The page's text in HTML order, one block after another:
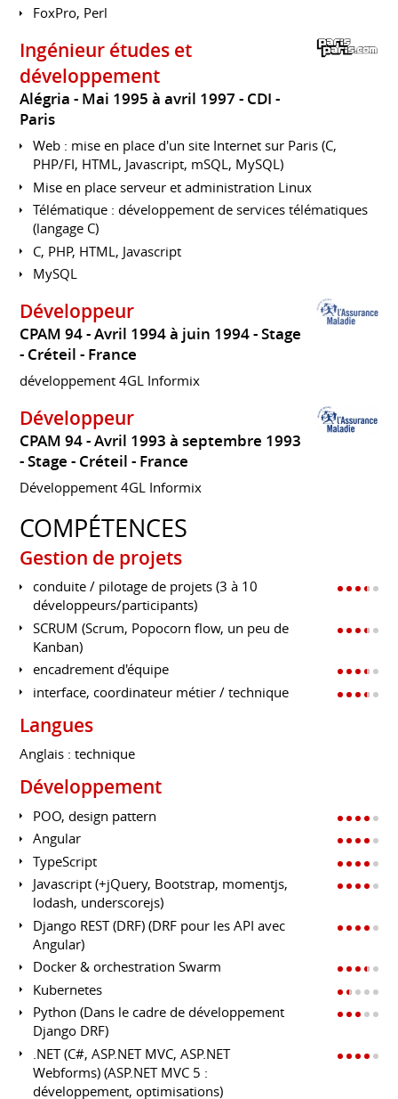
FoxPro, Perl
Ingénieur études et
développement
Alégria Mai 1995 à avril 1997 CDI
Paris
Web : mise en place d'un site Internet sur Paris (C,
PHP/FI, HTML, Javascript, mSQL, MySQL)
Mise en place serveur et administration Linux
Télématique : développement de services télématiques
(langage C)
C, PHP, HTML, Javascript
MySQL
Développeur
CPAM 94 Avril 1994 à juin 1994 Stage
Créteil
France
développement 4GL Informix
Développeur
CPAM 94
Avril 1993 à septembre 1993
Stage
Créteil France
Développement 4GL Informix
COMPÉTENCES
Gestion de projets
conduite / pilotage de projets (3 à 10
développeurs/participants)
SCRUM (Scrum, Popocorn flow, un peu de
Kanban)
encadrement d'équipe
interface, coordinateur métier / technique
Langues
Anglais : technique
Développement
POO, design pattern
Angular
TypeScript
Javascript (+jQuery, Bootstrap, momentjs,
lodash, underscorejs)
Django REST (DRF) (DRF pour les API avec
Angular)
Docker & orchestration Swarm
Kubernetes
Python (Dans le cadre de développement
Django DRF)
.NET (C#, ASP.NET MVC, ASP.NET
Webforms) (ASP.NET MVC 5 :
développement, optimisations)